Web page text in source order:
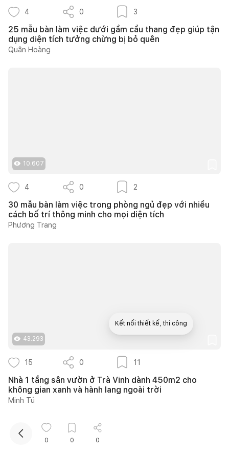
4 0 3
25 mẫu bàn làm việc dưới gầm cầu thang đẹp giúp tận
dụng diện tích tưởng chừng bị bỏ quên
Quân Hoàng
10.607
4 0 2
30 mẫu bàn làm việc trong phòng ngủ đẹp với nhiều
cách bố trí thông minh cho mọi diện tích
Phương Trang
43.293
15 0 11
Nhà 1 tầng sân vườn ở Trà Vinh dành 450m2 cho
không gian xanh và hành lang ngoài trời
Minh Tú
0 0 0
Kết nối thiết kế, thi công
Mua sắm hoàn thiện nhà